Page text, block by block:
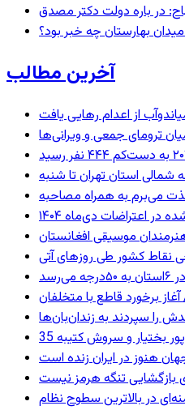
در باره دولت دکتر مصدق
آخرین مطالب
از اعدام رهایی یافت
ترومای جمعی و ویرانی‌ها
شمالی استان تهران تا شنبه
می‌برم به همراه مصاحبه
موسیقی افغانستان
نقاط کشور طی روزهای آتی
برخورد قاطع با متخلفان
را سپردند به زندان‌بان‌ها
بختیار و سروش کتیبه
هنوز در ایران زنده است
بازگشایی تنگه هرمز نیست
در بالاترین سطوح نظام